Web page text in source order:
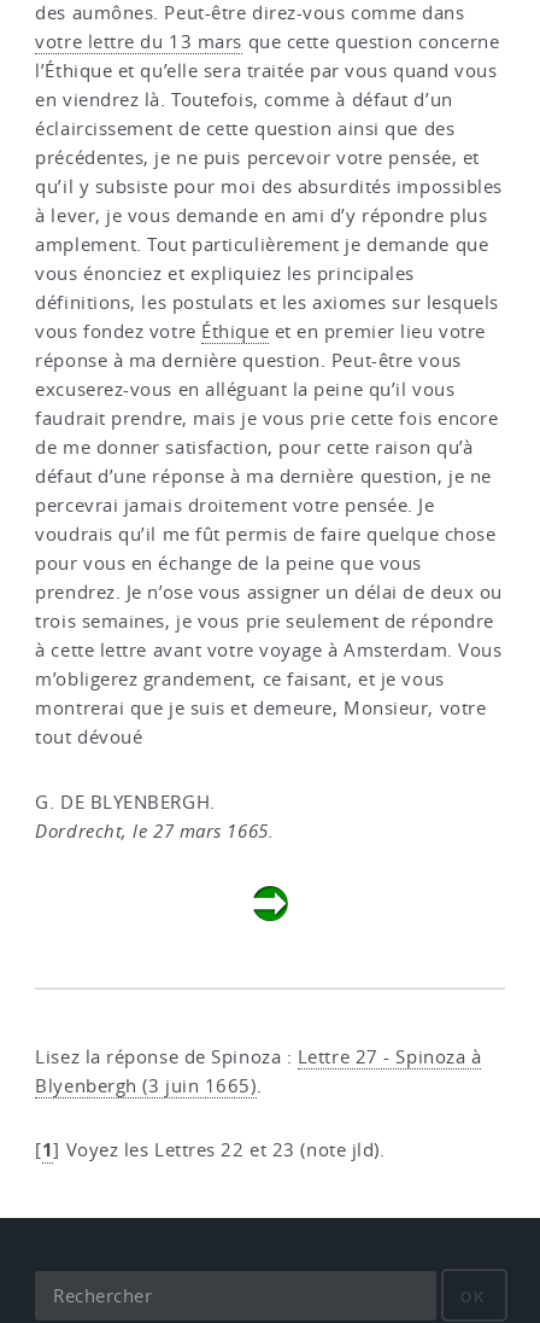
des aumônes. Peut-être direz-vous comme dans
votre lettre du 13 mars que cette question concerne
l’Éthique et qu’elle sera traitée par vous quand vous
en viendrez là. Toutefois, comme à défaut d’un
éclaircissement de cette question ainsi que des
précédentes, je ne puis percevoir votre pensée, et
qu’il y subsiste pour moi des absurdités impossibles
à lever, je vous demande en ami d’y répondre plus
amplement. Tout particulièrement je demande que
vous énonciez et expliquiez les principales
définitions, les postulats et les axiomes sur lesquels
vous fondez votre Éthique et en premier lieu votre
réponse à ma dernière question. Peut-être vous
excuserez-vous en alléguant la peine qu’il vous
faudrait prendre, mais je vous prie cette fois encore
de me donner satisfaction, pour cette raison qu’à
défaut d’une réponse à ma dernière question, je ne
percevrai jamais droitement votre pensée. Je
voudrais qu’il me fût permis de faire quelque chose
pour vous en échange de la peine que vous
prendrez. Je n’ose vous assigner un délai de deux ou
trois semaines, je vous prie seulement de répondre
à cette lettre avant votre voyage à Amsterdam. Vous
m’obligerez grandement, ce faisant, et je vous
montrerai que je suis et demeure, Monsieur, votre
tout dévoué
G. DE BLYENBERGH.
Dordrecht, le 27 mars 1665.
Lisez la réponse de Spinoza : Lettre 27 - Spinoza à
Blyenbergh (3 juin 1665).
[1] Voyez les Lettres 22 et 23 (note jld).
OK